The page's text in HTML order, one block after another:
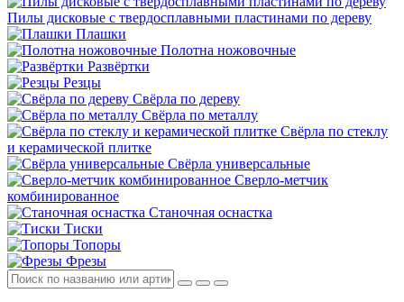
Пилы дисковые с твердосплавными пластинами по дереву
Плашки
Полотна ножовочные
Развёртки
Резцы
Свёрла по дереву
Свёрла по металлу
Свёрла по стеклу
и керамической плитке
Свёрла универсальные
Сверло-метчик
комбинированное
Станочная оснастка
Тиски
Топоры
Фрезы